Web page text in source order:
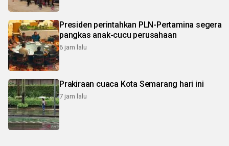
Presiden perintahkan PLN-Pertamina segera
pangkas anak-cucu perusahaan
6 jam lalu
Prakiraan cuaca Kota Semarang hari ini
7 jam lalu